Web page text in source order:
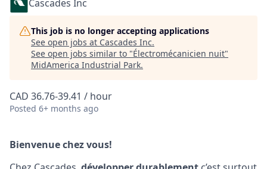
Cascades Inc
This job is no longer accepting applications
See open jobs at Cascades Inc.
See open jobs similar to "Électromécanicien nuit"
MidAmerica Industrial Park.
CAD 36.76-39.41 / hour
Posted 6+ months ago
Bienvenue chez vous!